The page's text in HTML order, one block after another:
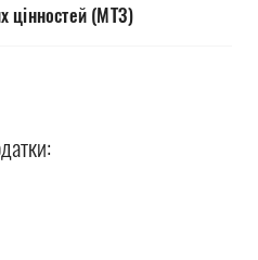
цінностей (МТЗ)